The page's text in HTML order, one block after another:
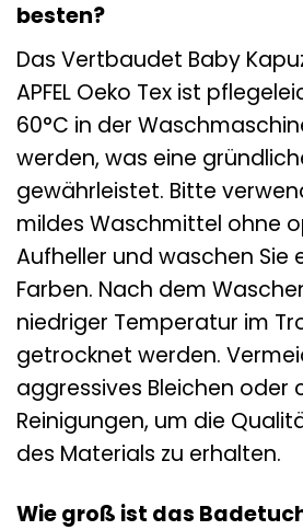
besten?
Das Vertbaudet Baby
APFEL Oeko Tex ist
60°C in der
werden, was eine
gewährleistet. Bitte
mildes Waschmittel ohne
Aufheller und waschen Sie
Farben. Nach dem
niedriger Temperatur im
getrocknet werden.
aggressives Bleichen oder
Reinigungen, um die
des Materials zu erhalten.
Wie groß ist das